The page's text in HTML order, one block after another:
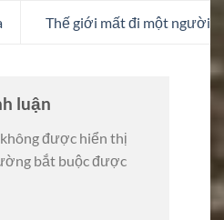
Thế giới mất đi một người
luận
không được hiển thị
bắt buộc được